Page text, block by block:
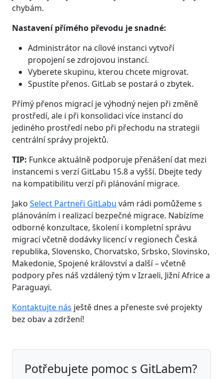
chybám.
Nastavení přímého převodu je snadné:
Administrátor na cílové instanci vytvoří
propojení se zdrojovou instancí.
Vyberete skupinu, kterou chcete migrovat.
Spustíte přenos. GitLab se postará o zbytek.
Přímý přenos migrací je výhodný nejen při změně
prostředí, ale i při konsolidaci více instancí do
jediného prostředí nebo při přechodu na strategii
centrální správy projektů.
TIP: Funkce aktuálně podporuje přenášení dat mezi
instancemi s verzí GitLabu 15.8 a vyšší. Dbejte tedy
na kompatibilitu verzí při plánování migrace.
Jako Select Partneři GitLabu vám rádi pomůžeme s
plánováním i realizací bezpečné migrace. Nabízíme
odborné konzultace, školení i kompletní správu
migrací včetně dodávky licencí v regionech Česká
republika, Slovensko, Chorvatsko, Srbsko, Slovinsko,
Makedonie, Spojené království a další – včetně
podpory přes náš vzdálený tým v Izraeli, Jižní Africe a
Paraguayi.
Kontaktujte nás ještě dnes a přeneste své projekty
bez obav a zdržení!
Potřebujete pomoc s GitLabem?